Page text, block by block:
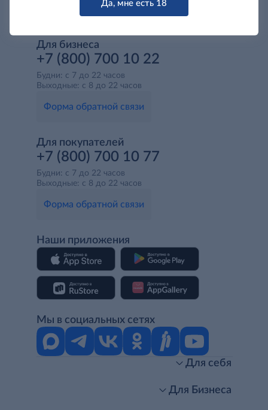
Для бизнеса
+7 (800) 700 10 22
Будни: с 7 до 22 часов
Выходные: с 8 до 22 часов
Форма обратной связи
Для покупателей
+7 (800) 700 10 77
Будни: с 7 до 22 часов
Выходные: с 8 до 22 часов
Форма обратной связи
Наши приложения
Мы в социальных сетях
Для себя
Стань клиентом METRO
Для Бизнеса
Да, мне есть 18